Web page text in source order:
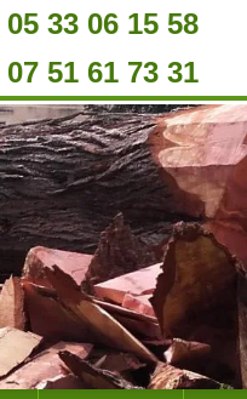
05 33 06 15 58
07 51 61 73 31